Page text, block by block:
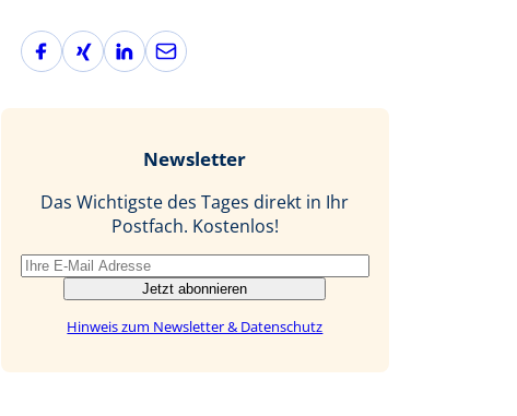
F
a
X
i
L
i
n
E
-
l
Newsletter
Das Wichtigste des Tages direkt in Ihr
Postfach. Kostenlos!
Jetzt abonnieren
Hinweis zum Newsletter & Datenschutz